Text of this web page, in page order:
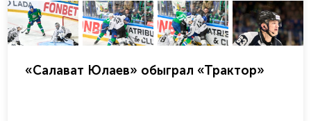
«Салават Юлаев» обыграл «Трактор»